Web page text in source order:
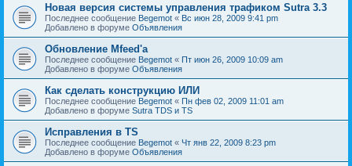
Новая версия системы управления трафиком Sutra 3.3
Последнее сообщение Begemot « Вс июн 28, 2009 9:41 pm
Добавлено в форуме Объявления
Обновление Mfeed'а
Последнее сообщение Begemot « Пт июн 26, 2009 10:09 am
Добавлено в форуме Объявления
Как сделать конструкцию ИЛИ
Последнее сообщение Begemot « Пн фев 02, 2009 11:01 am
Добавлено в форуме Sutra TDS и TS
Исправления в TS
Последнее сообщение Begemot « Чт янв 22, 2009 8:23 pm
Добавлено в форуме Объявления